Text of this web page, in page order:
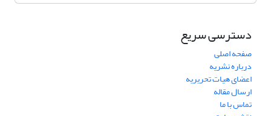
دسترسی سریع
صفحه اصلی
درباره نشریه
اعضای هیات تحریریه
ارسال مقاله
تماس با ما